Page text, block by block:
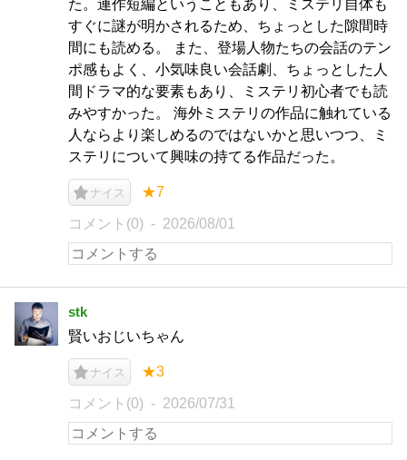
た。連作短編ということもあり、ミステリ自体も
すぐに謎が明かされるため、ちょっとした隙間時
間にも読める。 また、登場人物たちの会話のテン
ポ感もよく、小気味良い会話劇、ちょっとした人
間ドラマ的な要素もあり、ミステリ初心者でも読
みやすかった。 海外ミステリの作品に触れている
人ならより楽しめるのではないかと思いつつ、ミ
ステリについて興味の持てる作品だった。
ナイス ★7
コメント(0) 2026/08/01
stk
賢いおじいちゃん
ナイス ★3
コメント(0) 2026/07/31